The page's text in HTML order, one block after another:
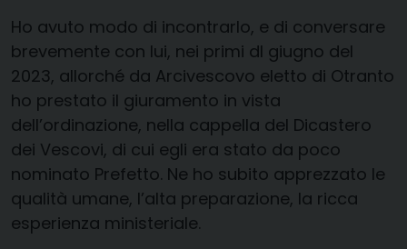
Ho avuto modo di incontrarlo, e di conversare
brevemente con lui, nei primi dl giugno del
2023, allorché da Arcivescovo eletto di Otranto
ho prestato il giuramento in vista
dell’ordinazione, nella cappella del Dicastero
dei Vescovi, di cui egli era stato da poco
nominato Prefetto. Ne ho subito apprezzato le
qualità umane, l’alta preparazione, la ricca
esperienza ministeriale.